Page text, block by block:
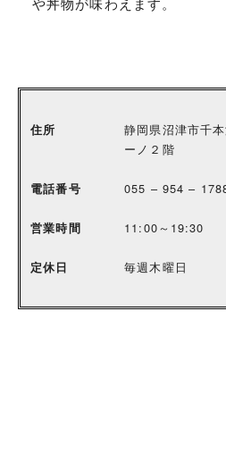
住所
静岡県沼津市千
ーノ２階
電話番号 055 – 954 –
営業時間 11:00～19:30
定休日 毎週木曜日